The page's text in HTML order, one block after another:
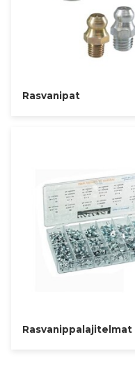
Rasvanipat
Rasvanippalajitelmat